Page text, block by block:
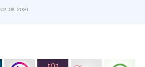
02. 08. 2026.